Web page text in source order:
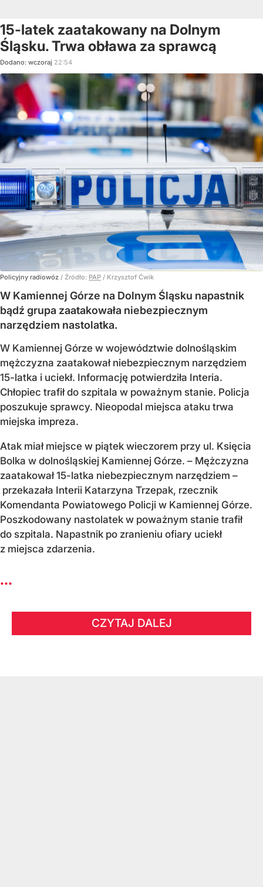
15-latek zaatakowany na Dolnym
Śląsku. Trwa obława za sprawcą
Dodano: wczoraj 22:54
Policyjny radiowóz / Źródło: PAP / Krzysztof Ćwik
W Kamiennej Górze na Dolnym Śląsku napastnik
bądź grupa zaatakowała niebezpiecznym
narzędziem nastolatka.
W Kamiennej Górze w województwie dolnośląskim
mężczyzna zaatakował niebezpiecznym narzędziem
15-latka i uciekł. Informację potwierdziła Interia.
Chłopiec trafił do szpitala w poważnym stanie. Policja
poszukuje sprawcy. Nieopodal miejsca ataku trwa
miejska impreza.
Atak miał miejsce w piątek wieczorem przy ul. Księcia
Bolka w dolnośląskiej Kamiennej Górze. – Mężczyzna
zaatakował 15-latka niebezpiecznym narzędziem –
przekazała Interii Katarzyna Trzepak, rzecznik
Komendanta Powiatowego Policji w Kamiennej Górze.
Poszkodowany nastolatek w poważnym stanie trafił
do szpitala. Napastnik po zranieniu ofiary uciekł
z miejsca zdarzenia.
...
CZYTAJ DALEJ